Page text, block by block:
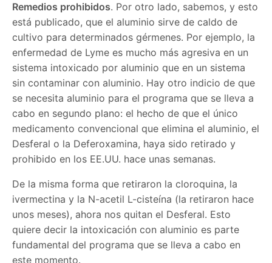
Remedios prohibidos. Por otro lado, sabemos, y esto
está publicado, que el aluminio sirve de caldo de
cultivo para determinados gérmenes. Por ejemplo, la
enfermedad de Lyme es mucho más agresiva en un
sistema intoxicado por aluminio que en un sistema
sin contaminar con aluminio. Hay otro indicio de que
se necesita aluminio para el programa que se lleva a
cabo en segundo plano: el hecho de que el único
medicamento convencional que elimina el aluminio, el
Desferal o la Deferoxamina, haya sido retirado y
prohibido en los EE.UU. hace unas semanas.
De la misma forma que retiraron la cloroquina, la
ivermectina y la N-acetil L-cisteína (la retiraron hace
unos meses), ahora nos quitan el Desferal. Esto
quiere decir la intoxicación con aluminio es parte
fundamental del programa que se lleva a cabo en
este momento.